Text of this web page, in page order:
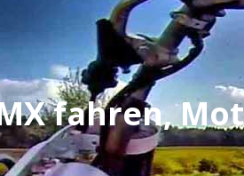
fahren,